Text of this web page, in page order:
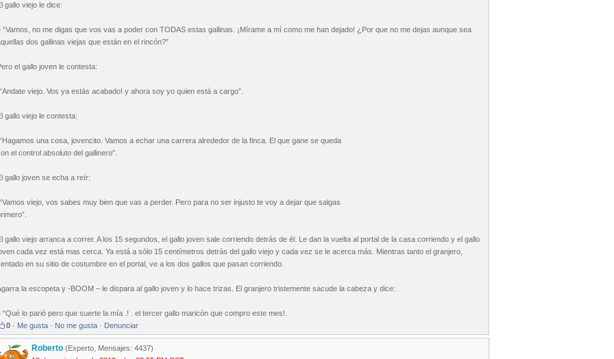
gallo viejo le dice:
“Vamos, no me digas que vos vas a poder con TODAS estas gallinas. ¡Mírame a mí como me han dejado! ¿Por que no me dejas aunque sea
dos gallinas viejas que están en el rincón?”
el gallo joven le contesta:
viejo. Vos ya estás acabado! y ahora soy yo quien está a cargo”.
gallo viejo le contesta:
una cosa, jovencito. Vamos a echar una carrera alrededor de la finca. El que gane se queda
el control absoluto del gallinero”.
gallo joven se echa a reír:
viejo, vos sabes muy bien que vas a perder. Pero para no ser injusto te voy a dejar que salgas
gallo viejo arranca a correr. A los 15 segundos, el gallo joven sale corriendo detrás de él. Le dan la vuelta al portal de la casa corriendo y el gallo
cada vez está mas cerca. Ya está a sólo 15 centímetros detrás del gallo viejo y cada vez se le acerca más. Mientras tanto el granjero,
en su sitio de costumbre en el portal, ve a los dos gallos que pasan corriendo.
la escopeta y -BOOM – le dispara al gallo joven y lo hace trizas. El granjero tristemente sacude la cabeza y dice:
“Qué lo parió pero que suerte la mía .! . el tercer gallo maricón que compro este mes!.
0 · Me gusta · No me gusta · Denunciar
Roberto (Experto, Mensajes: 4437)